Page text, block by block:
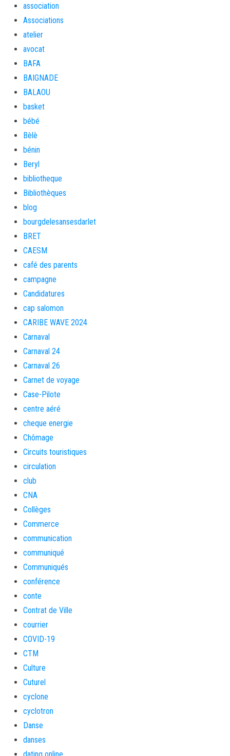
association
Associations
atelier
avocat
BAFA
BAIGNADE
BALAOU
basket
bébé
Bèlè
bénin
Beryl
bibliotheque
Bibliothèques
blog
bourgdelesansesdarlet
BRET
CAESM
café des parents
campagne
Candidatures
cap salomon
CARIBE WAVE 2024
Carnaval
Carnaval 24
Carnaval 26
Carnet de voyage
Case-Pilote
centre aéré
cheque energie
Chômage
Circuits touristiques
circulation
club
CNA
Collèges
Commerce
communication
communiqué
Communiqués
conférence
conte
Contrat de Ville
courrier
COVID-19
CTM
Culture
Cuturel
cyclone
cyclotron
Danse
danses